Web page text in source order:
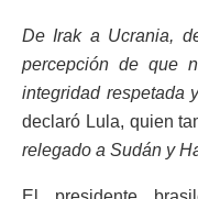
De Irak a Ucrania,
percepción de que
integridad respetada
declaró Lula, quien
relegado a Sudán y